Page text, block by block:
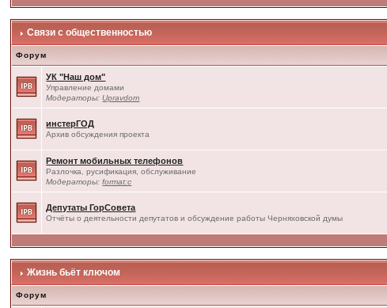
Связи с общественностью
Форум
УК "Наш дом"
Управление домами
Модераторы:Upravdom
инстерГОД
Архив обсуждения проекта
Ремонт мобильных телефонов
Разлочка, русификация, обслуживание
Модераторы:format:c
Депутаты ГорСовета
Отчёты о деятельности депутатов и обсуждение работы Черняховской думы
Жизнь бьёт ключом
Форум